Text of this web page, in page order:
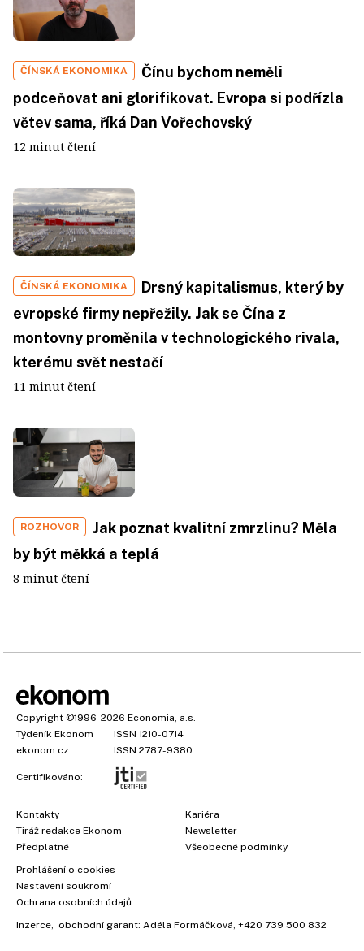
ČÍNSKÁ EKONOMIKA
Čínu bychom neměli
podceňovat ani glorifikovat. Evropa si podřízla
větev sama, říká Dan Vořechovský
12 minut čtení
ČÍNSKÁ EKONOMIKA
Drsný kapitalismus, který by
evropské firmy nepřežily. Jak se Čína z
montovny proměnila v technologického rivala,
kterému svět nestačí
11 minut čtení
ROZHOVOR
Jak poznat kvalitní zmrzlinu? Měla
by být měkká a teplá
8 minut čtení
Copyright ©1996-2026 Economia, a.s.
Týdeník Ekonom
ISSN 1210-0714
ekonom.cz
ISSN 2787-9380
Certifikováno:
Kontakty
Tiráž redakce Ekonom
Předplatné
Kariéra
Newsletter
Všeobecné podmínky
Prohlášení o cookies
Nastavení soukromí
Ochrana osobních údajů
Inzerce , obchodní garant: Adéla Formáčková +420 739 500 832